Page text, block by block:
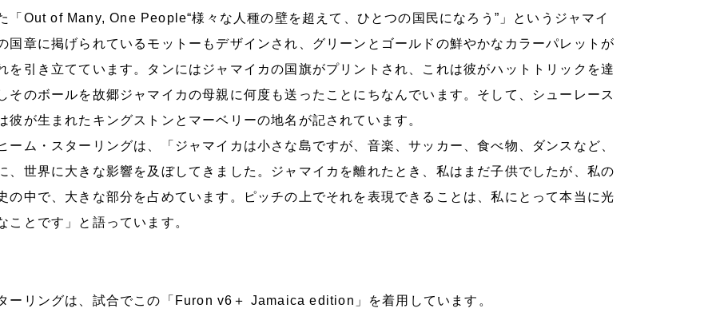
「Out of Many, One People“様々な人種の壁を超えて、ひとつの国民になろう”」というジャマイ
国章に掲げられているモットーもデザインされ、グリーンとゴールドの鮮やかなカラーパレットが
を引き立てています。タンにはジャマイカの国旗がプリントされ、これは彼がハットトリックを達
そのボールを故郷ジャマイカの母親に何度も送ったことにちなんでいます。そして、シューレース
彼が生まれたキングストンとマーベリーの地名が記されています。
ーム・スターリングは、「ジャマイカは小さな島ですが、音楽、サッカー、食べ物、ダンスなど、
、世界に大きな影響を及ぼしてきました。ジャマイカを離れたとき、私はまだ子供でしたが、私の
の中で、大きな部分を占めています。ピッチの上でそれを表現できることは、私にとって本当に光
ことです」と語っています。
ーリングは、試合でこの「Furon v6＋ Jamaica edition」を着用しています。